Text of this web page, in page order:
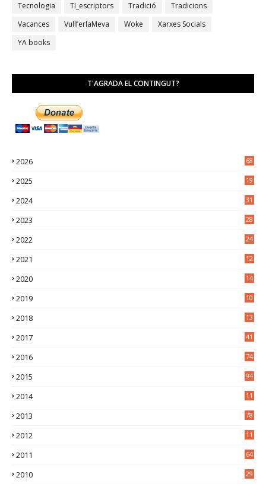
Tecnologia
TI_escriptors Tradició
Tradicions
Vacances
VullferlaMeva Woke
Xarxes Socials
YA books
T'AGRADA EL CONTINGUT?
2026 68
2025
19
2024
31
2023
28
2022
24
2021
12
2020
14
2019
10
2018
13
2017 41
2016 74
2015 94
2014
11
2013 78
2012
11
2011 64
2010 29